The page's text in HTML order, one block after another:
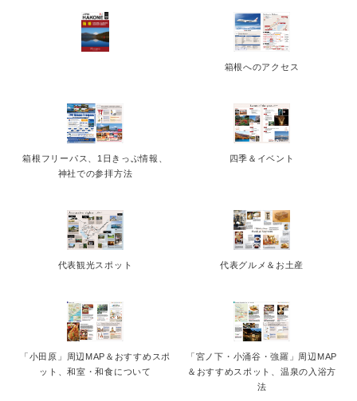
箱根へのアクセス
箱根フリーパス、1日きっぷ情報、
神社での参拝方法
四季＆イベント
代表観光スポット 代表グルメ＆お土産
「小田原」周辺MAP＆おすすめスポ
ット、和室・和食について
「宮ノ下・小涌谷・強羅」周辺MAP
＆おすすめスポット、温泉の入浴方
法